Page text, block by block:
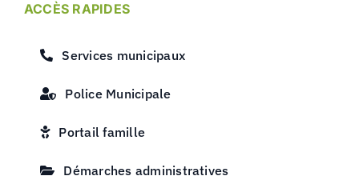
ACCÈS RAPIDES
Services municipaux
Police Municipale
Portail famille
Démarches administratives